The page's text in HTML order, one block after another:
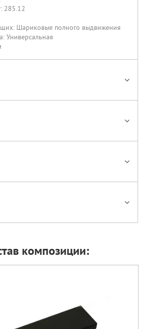
285.12
Шариковые полного выдвижения
Универсальная
композиции: